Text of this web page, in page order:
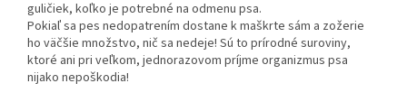
guličiek, koľko je potrebné na odmenu psa.
Pokiaľ sa pes nedopatrením dostane k maškrte sám a zožerie
ho väčšie množstvo, nič sa nedeje! Sú to prírodné suroviny,
ktoré ani pri veľkom, jednorazovom príjme organizmus psa
nijako nepoškodia!